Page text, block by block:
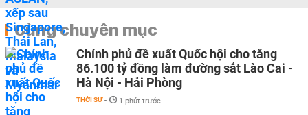
Cùng chuyên mục
Chính phủ đề xuất Quốc hội cho tăng
86.100 tỷ đồng làm đường sắt Lào Cai -
Hà Nội - Hải Phòng
THỜI SỰ - 1 phút trước